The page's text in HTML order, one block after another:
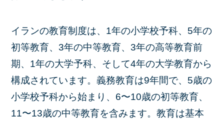
イランの教育制度は、1年の小学校予科、5年の
初等教育、3年の中等教育、3年の高等教育前
期、1年の大学予科、そして4年の大学教育から
構成されています。義務教育は9年間で、5歳の
小学校予科から始まり、6〜10歳の初等教育、
11〜13歳の中等教育を含みます。教育は基本